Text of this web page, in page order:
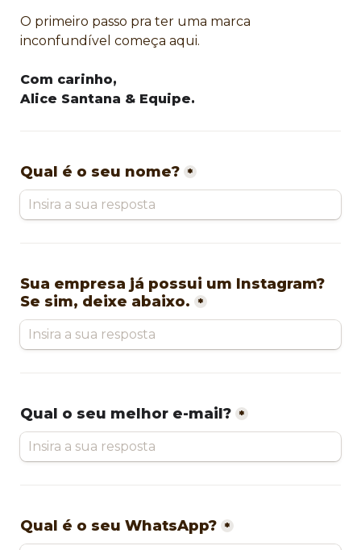
O primeiro passo pra ter uma marca
inconfundível começa aqui.
Com carinho,
Alice Santana & Equipe.
Qual é o seu nome? *
Sua empresa já possui um Instagram?
Se sim, deixe abaixo.
*
Qual o seu melhor e-mail? *
Qual é o seu WhatsApp? *